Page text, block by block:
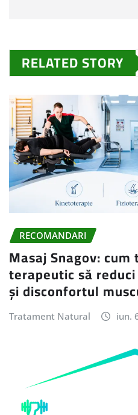
RELATED STORY
RECOMANDARI
Masaj Snagov:
terapeutic să
și disconfortul
Tratament Natural iun.